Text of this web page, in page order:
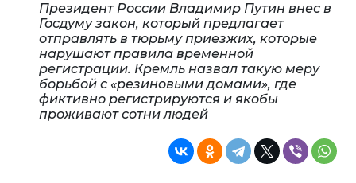
Президент России Владимир Путин внес в
Госдуму закон, который предлагает
отправлять в тюрьму приезжих, которые
нарушают правила временной
регистрации. Кремль назвал такую меру
борьбой с «резиновыми домами», где
фиктивно регистрируются и якобы
проживают сотни людей